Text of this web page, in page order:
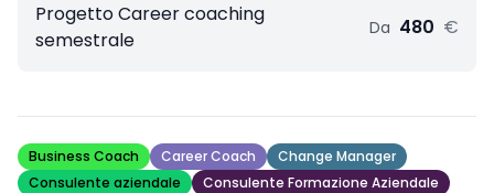
Progetto Career coaching
semestrale
Da 480 €
Business Coach Career Coach
Change Manager
Consulente aziendale
Consulente Formazione Aziendale